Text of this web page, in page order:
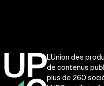
L’Union des
de contenus
plus de 260